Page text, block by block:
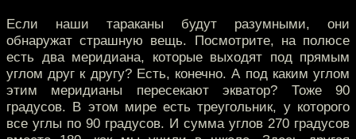
Если наши тараканы будут разумными, они
обнаружат страшную вещь. Посмотрите, на полюсе
есть два меридиана, которые выходят под прямым
углом друг к другу? Есть, конечно. А под каким углом
этим меридианы пересекают экватор? Тоже 90
градусов. В этом мире есть треугольник, у которого
все углы по 90 градусов. И сумма углов 270 градусов